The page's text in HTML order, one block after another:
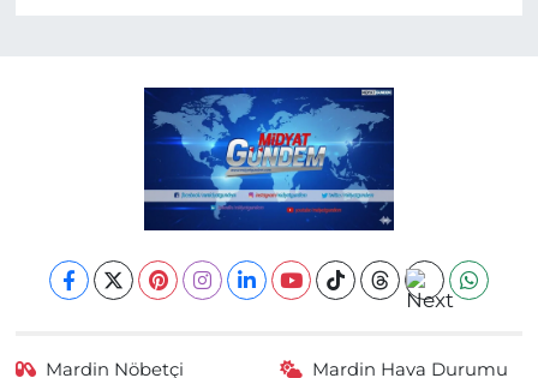
Mardin Nöbetçi
Mardin Hava Durumu